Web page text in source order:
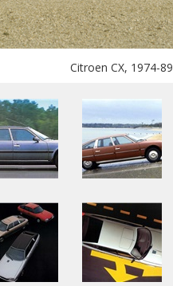
Citroen CX, 1974-89